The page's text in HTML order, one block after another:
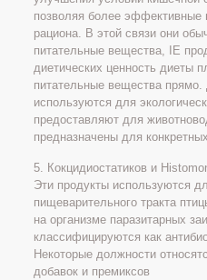
позволяя более эффективные
рациона. В этой связи они
питательные вещества, IE
диетических ценность диеты
питательные вещества прямо.
используются для
предоставляют для
предназначены для
5. Кокцидиостатиков и
Эти продукты используются
пищеварительного тракта
на организме паразитарных
классифицируются как
Некоторые должности
добавок и премиксов